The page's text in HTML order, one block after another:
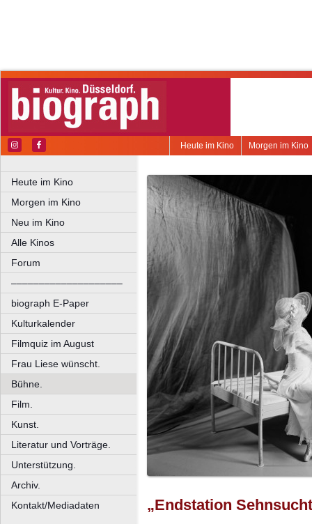
Morgen im Kino
Heute im Kino
Heute im Kino
Morgen im Kino
Neu im Kino
Alle Kinos
Forum
––––––––––––––––––––
biograph E-Paper
Kulturkalender
Filmquiz im August
Frau Liese wünscht.
Bühne.
Film.
Kunst.
Literatur und Vorträge.
Unterstützung.
Archiv.
Kontakt/Mediadaten
„Endstation